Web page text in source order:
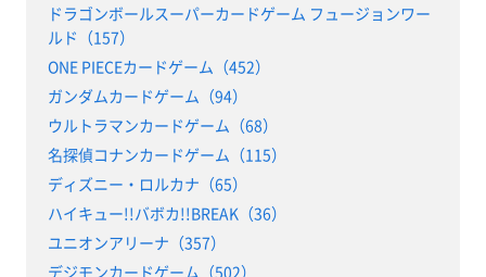
ドラゴンボールスーパーカードゲーム フュージョンワー
ルド（157）
ONE PIECEカードゲーム（452）
ガンダムカードゲーム（94）
ウルトラマンカードゲーム（68）
名探偵コナンカードゲーム（115）
ディズニー・ロルカナ（65）
ハイキュー!!バボカ!!BREAK（36）
ユニオンアリーナ（357）
デジモンカードゲーム（502）